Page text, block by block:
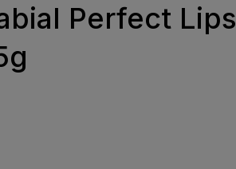
Perfect Lips